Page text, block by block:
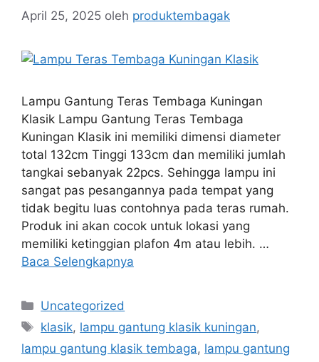
April 25, 2025 oleh produktembagak
Lampu Gantung Teras Tembaga Kuningan
Klasik Lampu Gantung Teras Tembaga
Kuningan Klasik ini memiliki dimensi diameter
total 132cm Tinggi 133cm dan memiliki jumlah
tangkai sebanyak 22pcs. Sehingga lampu ini
sangat pas pesangannya pada tempat yang
tidak begitu luas contohnya pada teras rumah.
Produk ini akan cocok untuk lokasi yang
memiliki ketinggian plafon 4m atau lebih. …
Baca Selengkapnya
Uncategorized
klasik, lampu gantung klasik kuningan,
lampu gantung klasik tembaga, lampu gantung